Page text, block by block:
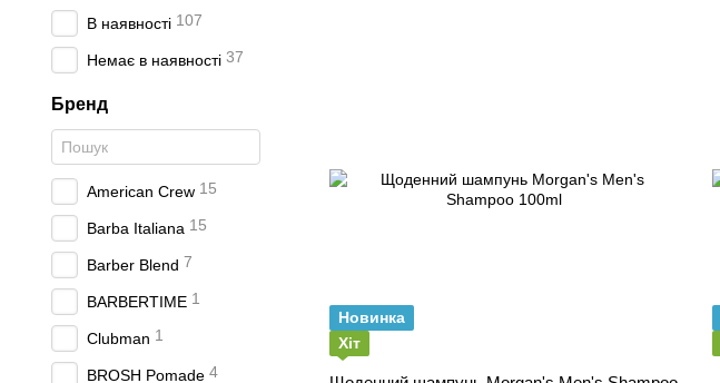
Новинка
Хіт
В наявності 107
Немає в наявності 37
Бренд
American Crew 15
Barba Italiana 15
Barber Blend 7
BARBERTIME 1
Clubman 1
BROSH Pomade 4